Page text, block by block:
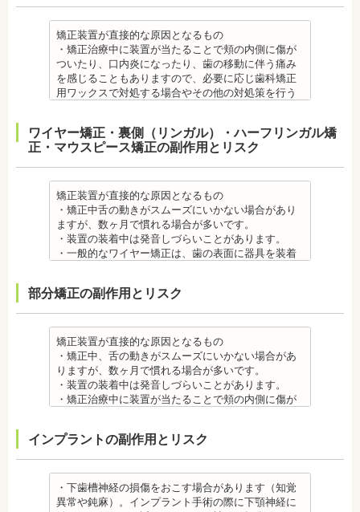
矯正装置が直接的な原因となるもの
・矯正治療中に装置が当たることで頬の内側に傷が
ついたり、口内炎になったり、歯の移動に伴う痛み
を感じることもありますので、必要に応じ歯科矯正
用ワックスで対処する場合やその他の対処策を行う
が、数ヶ月で慣れることが多いです。
・装置の装着中は発音しづらいことがあります。
・矯正装置を装着した直後や、ワイヤーを交換した
直後に痛みを感じることがありますが、数日でおさ
まる場合が多いです。また、冷たいものを飲んだと
きにしみる「知覚過敏」があらわれる場合がありま
すが、基本的には数日で改善されます。長期間痛む
場合は、歯科医師に相談しましょう。
金属アレルギー
は、皮膚科で行われているパッチテストなどをうけ
膜にアレルギー症状が起きた場合は、速やかに歯科
医師の指示を仰いでください。
抜歯・麻酔 ・矯正をしたい箇所に十分なスペースが
ない場合は、抜歯を必要とすることもあります。健
康上問題のない歯を抜歯する場合もあります。
・抜歯する場合は麻酔注射を行います。麻酔薬の中
もあるため、心が起こることもあります。臓や血圧
は、頬を噛んだり、熱いものを飲んだりしてもわか
らないため、口腔内を傷つけるリスクがあります。
ワイヤー矯正・裏側（リンガル）・ハーフリンガル矯
正・マウスピース矯正の副作用とリスク
矯正装置が直接的な原因となるもの
・矯正中舌の動きがスムーズにいかない場合があり
ますが、数ヶ月で慣れる場合が多いです。
・装置の装着中は発音しづらいことがあります。
・一般的なワイヤー矯正は、歯の表面に器具を装着
・矯正治療中に装置が当たることで頬の内側に傷が
ついたり、口内炎になったり、歯の移動に伴う痛み
を感じることもありますので、必要に応じワックス
で対処する場合やその他の対処策を行う場合があり
ます。
・矯正装置を装着した直後や、ワイヤーを交換した
直後に痛みを感じることがありますが、数日でおさ
まる場合が多いです。また、冷たいものを飲んだと
科医師に相談しましょう。
いるため、金属アレルギーのある方、不安がある方
は、皮膚科で行われているパッチテストをうけて、
部分矯正の副作用とリスク
矯正装置が直接的な原因となるもの
・矯正中、舌の動きがスムーズにいかない場合があ
りますが、数ヶ月で慣れる場合が多いです。
・装置の装着中は発音しづらいことがあります。
・矯正治療中に装置が当たることで頬の内側に傷が
で対処する場合やその他の対処策を行う場合があり
ます。
・矯正装置を装着した直後や、ワイヤーを交換した
直後に痛みを感じることがありますが、数日でおさ
まる場合が多いです。また、冷たいものを飲んだと
インプラントの副作用とリスク
・下歯槽神経の損傷をおこす場合があります（知覚
異常や鈍麻）。インプラント手術の際に下顎神経に